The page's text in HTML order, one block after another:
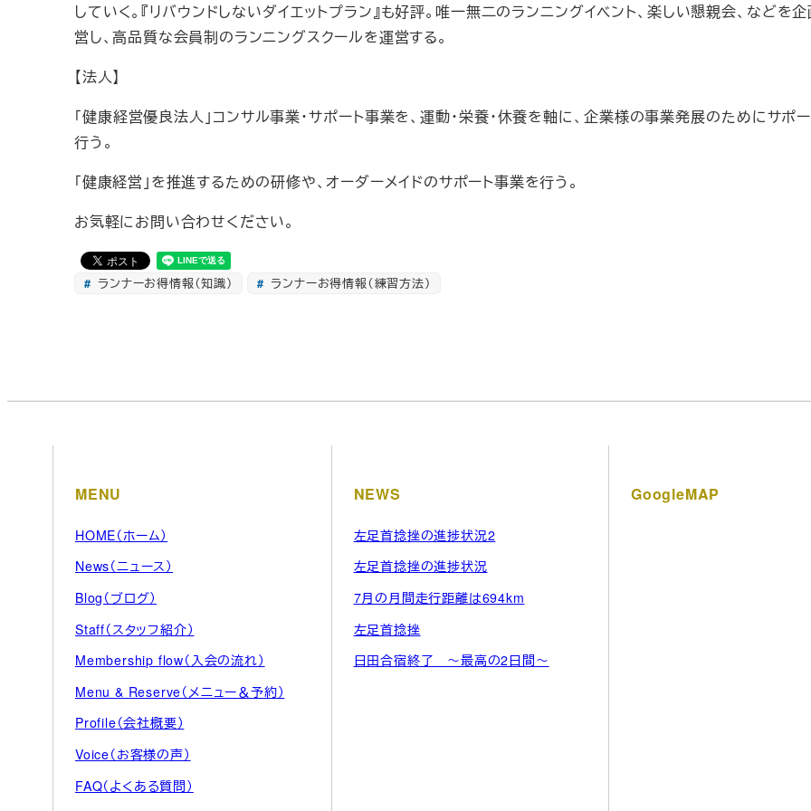
していく。『リバウンドしないダイエットプラン』も好評。唯一無二のランニングイベント、楽しい懇親会、などを
営し、高品質な会員制のランニングスクールを運営する。
【法人】
「健康経営優良法人」コンサル事業・サポート事業を、運動・栄養・休養を軸に、企業様の事業発展のためにサポ
行う。
「健康経営」を推進するための研修や、オーダーメイドのサポート事業を行う。
お気軽にお問い合わせください。
ランナーお得情報（知識） ランナーお得情報（練習方法）
MENU
HOME（ホーム）
News（ニュース）
Blog（ブログ）
Staff（スタッフ紹介）
Membership flow（入会の流れ）
Menu & Reserve（メニュー＆予約）
Profile（会社概要）
Voice（お客様の声）
FAQ（よくある質問）
NEWS
左足首捻挫の進捗状況2
左足首捻挫の進捗状況
7月の月間走行距離は694km
左足首捻挫
日田合宿終了 ～最高の2日間～
GoogleMAP